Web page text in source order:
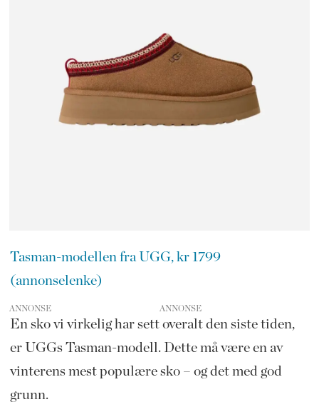
Tasman-modellen fra UGG, kr 1799
(annonselenke)
ANNONSE
En sko vi virkelig har sett overalt den siste tiden,
er UGGs Tasman-modell. Dette må være en av
vinterens mest populære sko – og det med god
grunn.